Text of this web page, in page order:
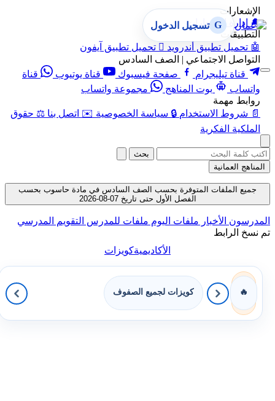
الإشعارات
🔔 إدارة الإشعارات
التطبيقات
🤖 تحميل تطبيق أندرويد  تحميل تطبيق آيفون
التواصل الاجتماعي | الصف السادس
قناة تيليجرام
صفحة فيسبوك قناة يوتيوب
قناة
واتساب
بوت المناهج
مجموعة واتساب
روابط مهمة
📄 شروط الاستخدام 🔒 سياسة الخصوصية ✉️ اتصل بنا ⚖️ حقوق
الملكية الفكرية
G تسجيل الدخول
بحث
المناهج العمانية
جميع الملفات المتوفرة بحسب الصف السادس في مادة حاسوب بحسب
الفصل الأول حتى تاريخ 07-08-2026
المدرسون الأخبار ملفات اليوم ملفات للمدرس التقويم المدرسي
تم نسخ الرابط
الأكاديميةكويزات
🔥 كويزات لجميع الصفوف